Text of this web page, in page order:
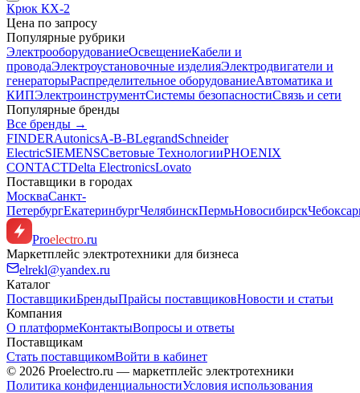
Крюк КХ-2
Цена по запросу
Популярные рубрики
ЭлектрооборудованиеОсвещениеКабели и
проводаЭлектроустановочные изделияЭлектродвигатели и
генераторыРаспределительное оборудованиеАвтоматика и
КИПЭлектроинструментСистемы безопасностиСвязь и сети
Популярные бренды
Все бренды →
FINDERAutonicsA-B-BLegrandSchneider
ElectricSIEMENSСветовые ТехнологииPHOENIX
CONTACTDelta ElectronicsLovato
Поставщики в городах
МоскваСанкт-
ПетербургЕкатеринбургЧелябинскПермьНовосибирск
Proelectro.ru
Маркетплейс электротехники для бизнеса
elrekl@yandex.ru
Каталог
ПоставщикиБрендыПрайсы поставщиковНовости и статьи
Компания
О платформеКонтактыВопросы и ответы
Поставщикам
Стать поставщикомВойти в кабинет
© 2026 Proelectro.ru — маркетплейс электротехники
Политика конфиденциальностиУсловия использования